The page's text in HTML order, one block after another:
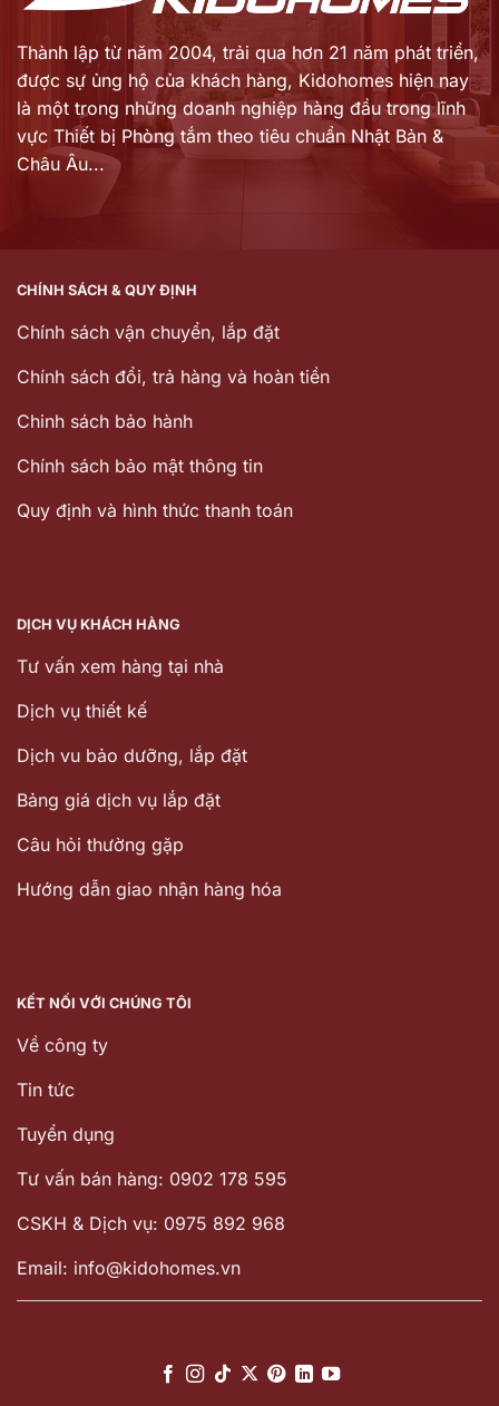
Thành lập từ năm 2004, trải qua hơn 21 năm phát triển,
được sự ủng hộ của khách hàng, Kidohomes hiện nay
là một trong những doanh nghiệp hàng đầu trong lĩnh
vực Thiết bị Phòng tắm theo tiêu chuẩn Nhật Bản &
Châu Âu...
CHÍNH SÁCH & QUY ĐỊNH
Chính sách vận chuyển, lắp đặt
Chính sách đổi, trả hàng và hoàn tiền
Chinh sách bảo hành
Chính sách bảo mật thông tin
Quy định và hình thức thanh toán
DỊCH VỤ KHÁCH HÀNG
Tư vấn xem hàng tại nhà
Dịch vụ thiết kế
Dịch vu bảo dưỡng, lắp đặt
Bảng giá dịch vụ lắp đặt
Câu hỏi thường gặp
Hướng dẫn giao nhận hàng hóa
KẾT NỐI VỚI CHÚNG TÔI
Về công ty
Tin tức
Tuyển dụng
Tư vấn bán hàng: 0902 178 595
CSKH & Dịch vụ: 0975 892 968
Email: info@kidohomes.vn